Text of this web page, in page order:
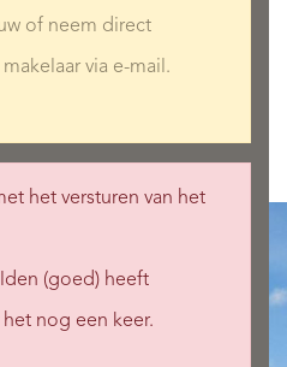
of neem direct
via e-mail.
het versturen van het
(goed) heeft
nog een keer.